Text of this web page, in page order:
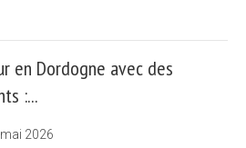
en Dordogne avec des
:...
2026